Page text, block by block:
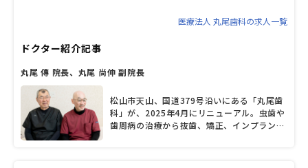
医療法人 丸尾歯科の求人一覧
ドクター紹介記事
丸尾 傳 院長、丸尾 尚伸 副院長
松山市天山、国道379号沿いにある「丸尾歯
科」が、2025年4月にリニューアル。虫歯や
歯周病の治療から抜歯、矯正、インプラント